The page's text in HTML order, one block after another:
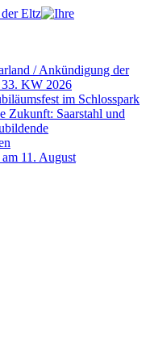
/ Ankündigung der
KW 2026
im Schlosspark
Zukunft: Saarstahl und
am 11. August